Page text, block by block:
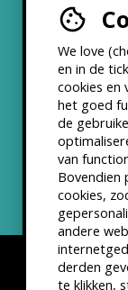
We love
en in de
cookies en
het goed
de
van
Bovendien
cookies,
andere
derden
te klikken,
Werken bij
Partners
ANBI